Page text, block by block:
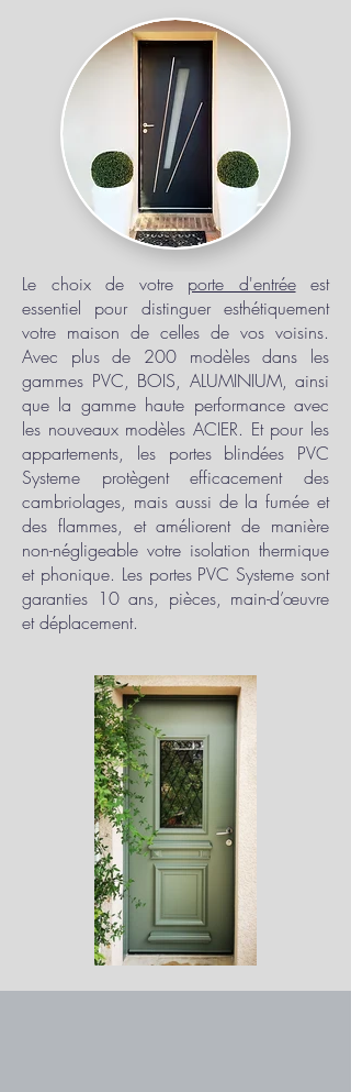
Le choix de votre porte d'entréeest
essentiel pour distinguer esthétiquement
votre maison de celles de vos voisins.
Avec plus de 200 modèles dans les
gammes PVC, BOIS, ALUMINIUM, ainsi
que la gamme haute performance avec
les nouveaux modèles ACIER. Et pour les
appartements, les portes blindées PVC
Systeme protègent efficacement des
cambriolages, mais aussi de la fumée et
des flammes, et améliorent de manière
non-négligeable votre isolation thermique
et phonique. Les portes PVC Systeme sont
garanties 10 ans, pièces, main-d’œuvre
et déplacement.